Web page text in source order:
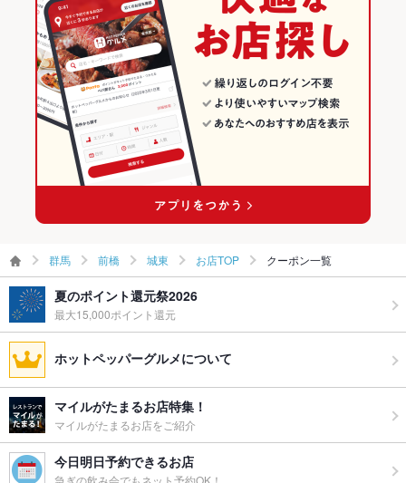
洋・和洋・各国料理・その他
前橋 × ダイニングバー・バル
前橋 × 洋・和洋・各国料理・その他
中央前橋駅 × ダイニングバー・バル
中央前橋駅 × 洋・和洋・各国料理・その他
群馬 × 居酒屋
群馬 × 洋・和洋・各国料理・その他
群馬 × ダイニングバー・バル
群馬 × 洋・和洋・各国料理・その他
前橋の居酒屋ランキング
城東のグルメランキング
城東の居酒屋ランキング
群馬 前橋 城東 お店TOP クーポン一覧
夏のポイント還元祭2026
最大15,000ポイント還元
ホットペッパーグルメについて
マイルがたまるお店特集！
マイルがたまるお店をご紹介
今日明日予約できるお店
急ぎの飲み会でもネット予約OK！